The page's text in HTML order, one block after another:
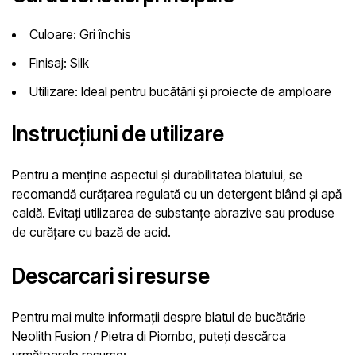
Culoare: Gri închis
Finisaj: Silk
Utilizare: Ideal pentru bucătării și proiecte de amploare
Instrucțiuni de utilizare
Pentru a menține aspectul și durabilitatea blatului, se
recomandă curățarea regulată cu un detergent blând și apă
caldă. Evitați utilizarea de substanțe abrazive sau produse
de curățare cu bază de acid.
Descarcari si resurse
Pentru mai multe informații despre blatul de bucătărie
Neolith Fusion / Pietra di Piombo, puteți descărca